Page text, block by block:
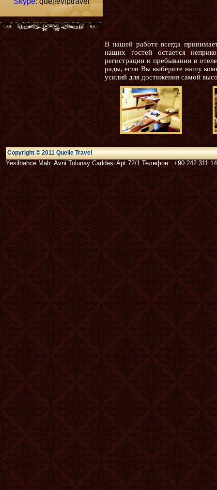
В нашей работе всегда
наших гостей остается
регистрации и пребывании в
рады, если Вы выберите нашу
усилий для достижения самой
Copyright © 2011 Quelle Travel
Yesilbahce Mah. Avni Tolunay Caddesi Apt 72/1 Телефон : +90 242 311